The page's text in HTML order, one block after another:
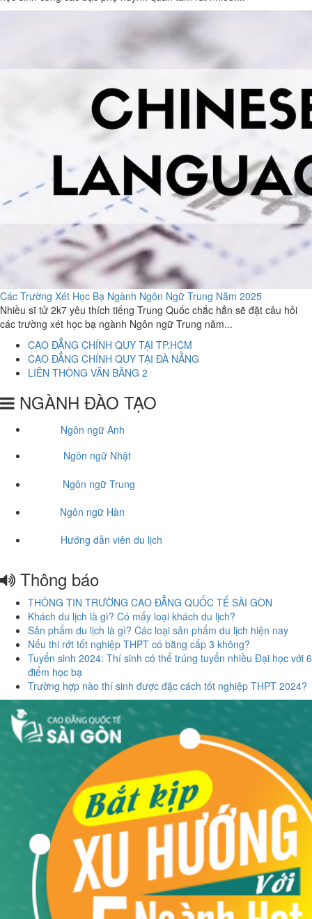
Các Trường Xét Học Bạ Ngành Ngôn Ngữ Trung Năm 2025
Nhiều sĩ tử 2k7 yêu thích tiếng Trung Quốc chắc hẳn sẽ đặt câu hỏi
các trường xét học bạ ngành Ngôn ngữ Trung năm...
CAO ĐẲNG CHÍNH QUY TẠI TP.HCM
CAO ĐẲNG CHÍNH QUY TẠI ĐÀ NẴNG
LIÊN THÔNG VĂN BẰNG 2
NGÀNH ĐÀO TẠO
Ngôn ngữ Anh
Ngôn ngữ Nhật
Ngôn ngữ Trung
Ngôn ngữ Hàn
Hướng dẫn viên du lịch
Thông báo
THÔNG TIN TRƯỜNG CAO ĐẲNG QUỐC TẾ SÀI GÒN
Khách du lịch là gì? Có mấy loại khách du lịch?
Sản phẩm du lịch là gì? Các loại sản phẩm du lịch hiện nay
Nếu thi rớt tốt nghiệp THPT có bằng cấp 3 không?
Tuyển sinh 2024: Thí sinh có thể trúng tuyển nhiều Đại học với 6
điểm học bạ
Trường hợp nào thí sinh được đặc cách tốt nghiệp THPT 2024?